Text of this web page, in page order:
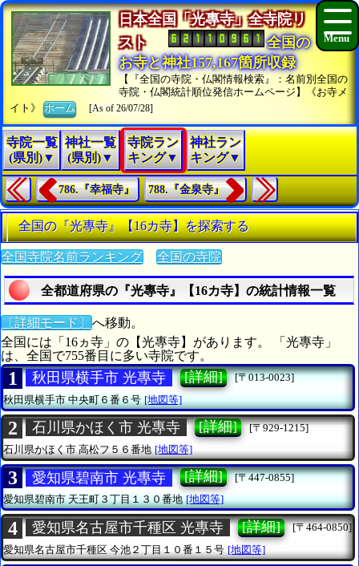
日本全国「光專寺」全寺院リ
スト
全国の
お寺と神社157,167箇所収録
【『全国の寺院・仏閣情報検索』：名前別全国の
寺院・仏閣統計順位発信ホームページ】《お寺メ
イト》ホーム [As of 26/07/28]
寺院一覧
(県別)▼
神社一覧
(県別)▼
寺院ラン
キング▼
神社ラン
キング▼
786.『幸福寺』 788.『金泉寺』
全国の『光專寺』【16カ寺】を探索する
全国寺院名前ランキング 全国の寺院
全都道府県の『光專寺』【16カ寺】の統計情報一覧
〔詳細モード〕 へ移動。
全国には「16ヵ寺」の【光專寺】があります。 「光專寺」
は、全国で755番目に多い寺院です。
1 秋田県横手市 光專寺 [詳細]
[〒013-0023]
秋田県横手市中央町６番６号 [地図等]
2 石川県かほく市 光專寺 [詳細]
[〒929-1215]
石川県かほく市 高松フ５６番地 [地図等]
3 愛知県碧南市 光專寺 [詳細]
[〒447-0855]
愛知県碧南市天王町３丁目１３０番地 [地図等]
4 愛知県名古屋市千種区 光專寺 [詳細]
[〒464-0850]
愛知県名古屋市千種区 今池２丁目１０番１５号 [地図等]